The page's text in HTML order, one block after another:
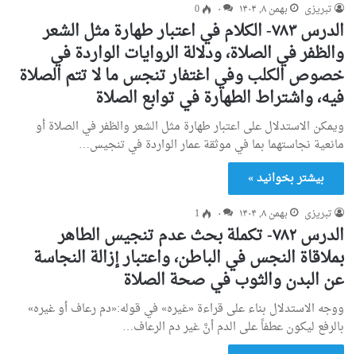
تبریزی بهمن ۸, ۱۴۰۴ ۰ 0
الدرس ۷۸۳- الكلام في اعتبار طهارة مثل الشعر
والظفر في الصلاة، ودلالة الروايات الواردة في
خصوص الكلب وفي اغتفار تنجس ما لا تتم الصلاة
فيه، واشتراط الطهارة في توابع الصلاة
ويمكن الاستدلال على اعتبار طهارة مثل الشعر والظفر في الصلاة أو
مانعية نجاستهما بما في موثقة عمار الواردة في تنجيس…
بیشتر بخوانید »
تبریزی بهمن ۸, ۱۴۰۴ ۰ 1
الدرس ۷۸۲- تكملة بحث عدم تنجيس الطاهر
بملاقاة النجس في الباطن، واعتبار إزالة النجاسة
عن البدن والثوب في صحة الصلاة
ووجه الاستدلال بناء على قراءة «غيره» في قوله:«دم رعاف أو غيره»
بالرفع ليكون عطفاً على الدم أنَّ غير دم الرعاف…